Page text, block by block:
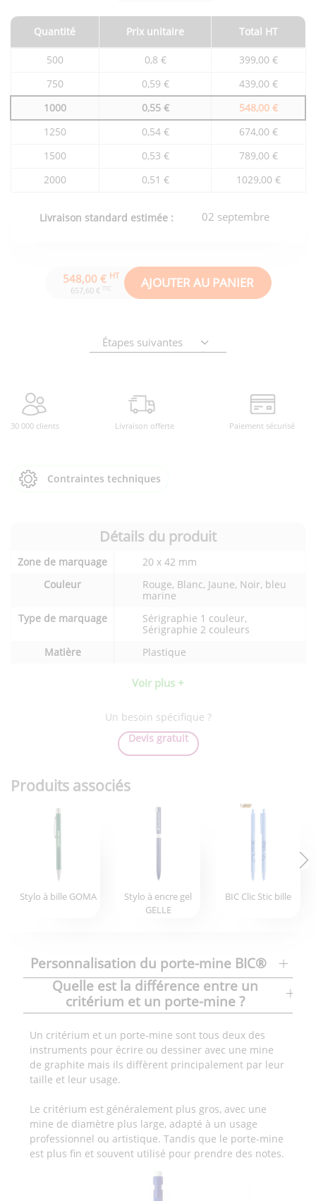
fonction
la
quantité
Quantité Prix unitaire Total HT
500 0,8 €
399,00 €
750
0,59 €
439,00 €
1000
0,55 €
548,00 €
1250
0,54 €
674,00 €
1500
0,53 €
789,00 €
2000
0,51 € 1029,00 €
Livraison standard estimée : 02 septembre
548,00 € HT
657,60 € TTC AJOUTER AU PANIER
Étapes suivantes
30 000 clients Livraison offerte Paiement sécurisé
Contraintes techniques
Détails
techniques
produit
Détails du produit
Zone de marquage
20 x 42 mm
Couleur
Rouge, Blanc, Jaune, Noir, bleu
marine
Type de marquage
Sérigraphie 1 couleur,
Sérigraphie 2 couleurs
Matière
Plastique
Voir plus +
Un besoin spécifique ?
Devis gratuit
Produits associés
Stylo à bille GOMA
Stylo à encre gel
GELLE
BIC Clic Stic bille
Personnalisation du porte-mine BIC®
Quelle est la différence entre un
critérium et un porte-mine ?
Un critérium et un porte-mine sont tous deux des
instruments pour écrire ou dessiner avec une mine
de graphite mais ils diffèrent principalement par leur
taille et leur usage.
Le critérium est généralement plus gros, avec une
mine de diamètre plus large, adapté à un usage
professionnel ou artistique. Tandis que le porte-mine
est plus fin et souvent utilisé pour prendre des notes.